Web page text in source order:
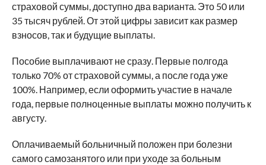
страховой суммы, доступно два варианта. Это 50 или
35 тысяч рублей. От этой цифры зависит как размер
взносов, так и будущие выплаты.
Пособие выплачивают не сразу. Первые полгода
только 70% от страховой суммы, а после года уже
100%. Например, если оформить участие в начале
года, первые полноценные выплаты можно получить к
августу.
Оплачиваемый больничный положен при болезни
самого самозанятого или при уходе за больным